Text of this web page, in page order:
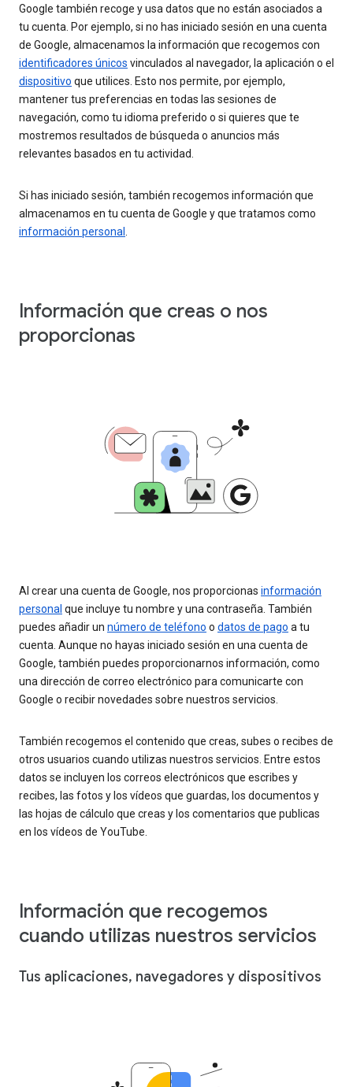
Google también recoge y usa datos que no están asociados a
tu cuenta. Por ejemplo, si no has iniciado sesión en una cuenta
de Google, almacenamos la información que recogemos con
identificadores únicos vinculados al navegador, la aplicación o el
dispositivo que utilices. Esto nos permite, por ejemplo,
mantener tus preferencias en todas las sesiones de
navegación, como tu idioma preferido o si quieres que te
mostremos resultados de búsqueda o anuncios más
relevantes basados en tu actividad.
Si has iniciado sesión, también recogemos información que
almacenamos en tu cuenta de Google y que tratamos como
información personal
Información que creas o nos
proporcionas
Al crear una cuenta de Google, nos proporcionas información
personal que incluye tu nombre y una contraseña. También
puedes añadir un número de teléfono o datos de pago a tu
cuenta. Aunque no hayas iniciado sesión en una cuenta de
Google, también puedes proporcionarnos información, como
una dirección de correo electrónico para comunicarte con
Google o recibir novedades sobre nuestros servicios.
También recogemos el contenido que creas, subes o recibes de
otros usuarios cuando utilizas nuestros servicios. Entre estos
datos se incluyen los correos electrónicos que escribes y
recibes, las fotos y los vídeos que guardas, los documentos y
las hojas de cálculo que creas y los comentarios que publicas
en los vídeos de YouTube.
Información que recogemos
cuando utilizas nuestros servicios
Tus aplicaciones, navegadores y dispositivos